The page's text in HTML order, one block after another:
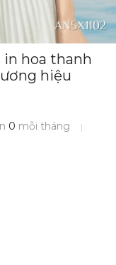
hoa thanh
hiệu
0 mỗi tháng